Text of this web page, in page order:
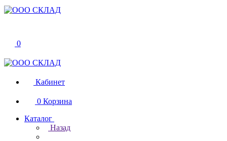
0
Кабинет
0 Корзина
Каталог
Назад